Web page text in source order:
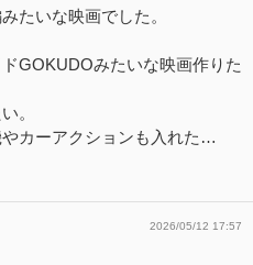
たいな映画でした。
GOKUDOみたいな映画作りた
。
カーアクションも入れた…
2026/05/12 17:57